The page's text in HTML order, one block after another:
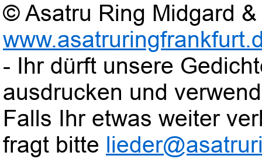
© Asatru Ring Midgard
- Ihr dürft unsere
ausdrucken und
Falls Ihr etwas weiter
fragt bitte